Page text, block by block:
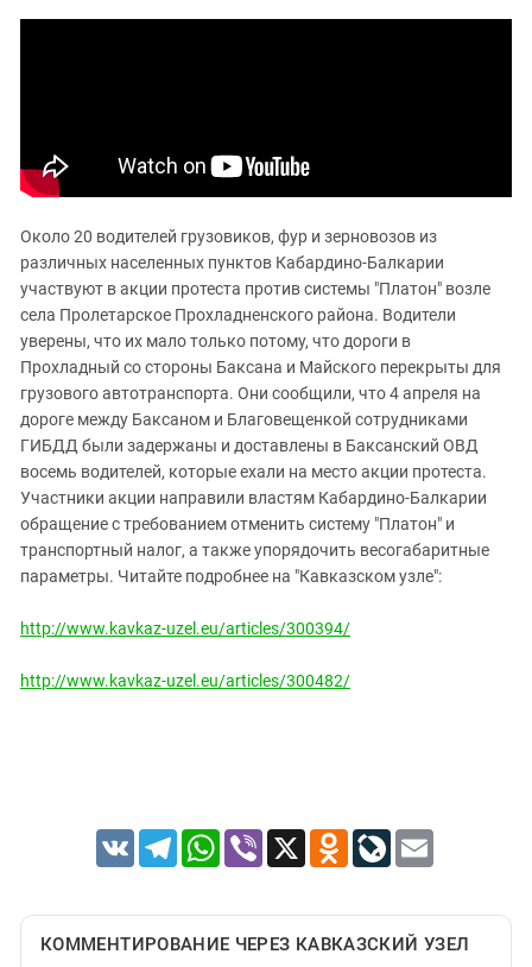
Дагестан
Карачаево-Черкесия
Нагорный Карабах
Ростовская область
Северная Осетия - Алания
СКФО
Ставропольский край
Южная Осетия
Южный Кавказ
ЮФО
Около 20 водителей грузовиков, фур и зерновозов из
различных населенных пунктов Кабардино-Балкарии
участвуют в акции протеста против системы "Платон" возле
села Пролетарское Прохладненского района. Водители
уверены, что их мало только потому, что дороги в
Прохладный со стороны Баксана и Майского перекрыты для
грузового автотранспорта. Они сообщили, что 4 апреля на
дороге между Баксаном и Благовещенкой сотрудниками
ГИБДД были задержаны и доставлены в Баксанский ОВД
восемь водителей, которые ехали на место акции протеста.
Участники акции направили властям Кабардино-Балкарии
обращение с требованием отменить систему "Платон" и
транспортный налог, а также упорядочить весогабаритные
параметры. Читайте подробнее на "Кавказском узле":
http://www.kavkaz-uzel.eu/articles/300394/
http://www.kavkaz-uzel.eu/articles/300482/
VK TelegramWhatsApp
Viber X Odnoklassniki
LiveJournal
Email
КОММЕНТИРОВАНИЕ ЧЕРЕЗ КАВКАЗСКИЙ УЗЕЛ